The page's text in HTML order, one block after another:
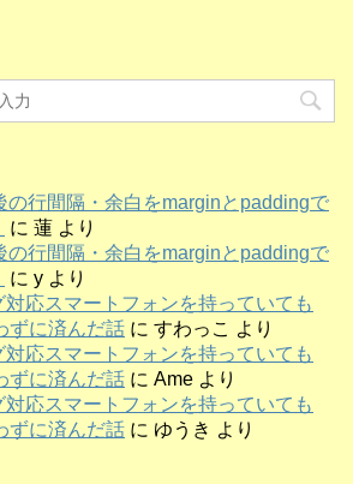
の行間隔・余白をmarginとpaddingで
に 蓮 より
の行間隔・余白をmarginとpaddingで
に y より
応スマートフォンを持っていても
ずに済んだ話 に すわっこ より
応スマートフォンを持っていても
ずに済んだ話 に Ame より
応スマートフォンを持っていても
ずに済んだ話 に ゆうき より